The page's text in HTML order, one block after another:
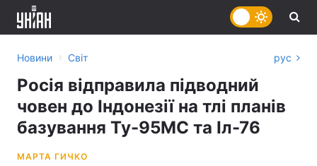
Новини › Світ рус
Росія відправила підводний
човен до Індонезії на тлі планів
базування Ту-95МС та Іл-76
МАРТА ГИЧКО